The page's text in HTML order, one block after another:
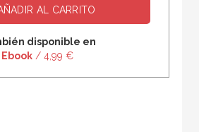
AL CARRITO
disponible en
Ebook / 4,99 €